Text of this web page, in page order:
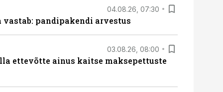
04.08.26, 07:30
vastab: pandipakendi arvestus
03.08.26, 08:00
ettevõtte ainus kaitse maksepettuste